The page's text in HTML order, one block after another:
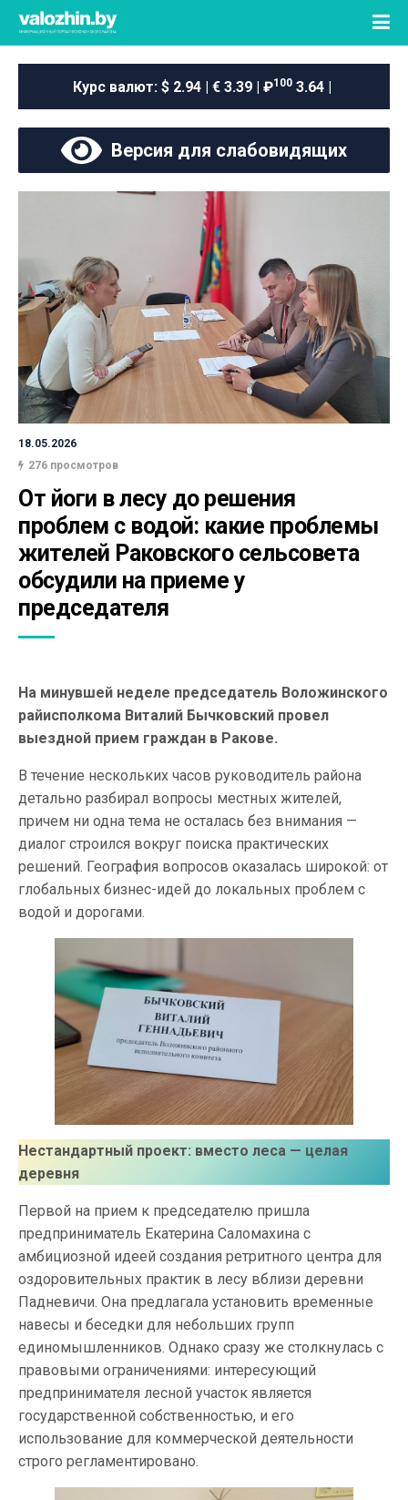
Курс валют: $ 2.94 | € 3.39 | ₽100 3.64 |
Версия для слабовидящих
18.05.2026
276 просмотров
От йоги в лесу до решения
проблем с водой: какие проблемы
жителей Раковского сельсовета
обсудили на приеме у
председателя
На минувшей неделе председатель Воложинского
райисполкома Виталий Бычковский провел
выездной прием граждан в Ракове.
В течение нескольких часов руководитель района
детально разбирал вопросы местных жителей,
причем ни одна тема не осталась без внимания —
диалог строился вокруг поиска практических
решений. География вопросов оказалась широкой: от
глобальных бизнес-идей до локальных проблем с
водой и дорогами.
Нестандартный проект: вместо леса — целая
деревня
Первой на прием к председателю пришла
предприниматель Екатерина Саломахина с
амбициозной идеей создания ретритного центра для
оздоровительных практик в лесу вблизи деревни
Падневичи. Она предлагала установить временные
навесы и беседки для небольших групп
единомышленников. Однако сразу же столкнулась с
правовыми ограничениями: интересующий
предпринимателя лесной участок является
государственной собственностью, и его
использование для коммерческой деятельности
строго регламентировано.